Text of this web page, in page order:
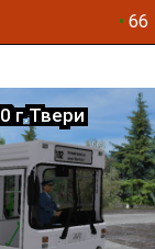
• 66
г.Твери